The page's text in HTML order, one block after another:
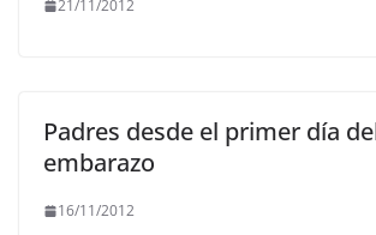
21/11/2012
Padres desde el primer día
embarazo
16/11/2012